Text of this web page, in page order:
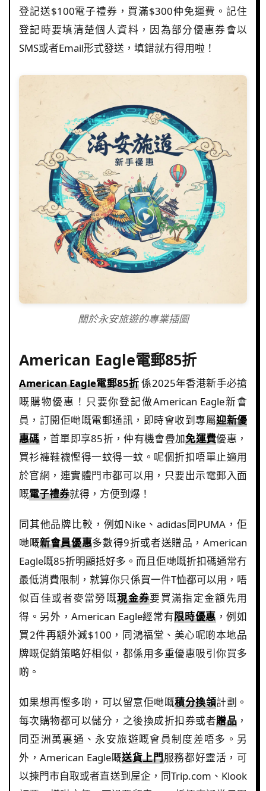
登記送$100電子禮券，買滿$300仲免運費。記住
登記時要填清楚個人資料，因為部分優惠券會以
SMS或者Email形式發送，填錯就冇得用啦！
關於永安旅遊的專業插圖
American Eagle電郵85折
American Eagle電郵85折係2025年香港新手必搶
嘅購物優惠！只要你登記做American Eagle新會
員，訂閱佢哋嘅電郵通訊，即時會收到專屬迎新優
惠碼，首單即享85折，仲有機會疊加免運費優惠，
買衫褲鞋襪慳得一蚊得一蚊。呢個折扣唔單止適用
於官網，連實體門市都可以用，只要出示電郵入面
嘅電子禮券就得，方便到爆！
同其他品牌比較，例如Nike、adidas同PUMA，佢
哋嘅新會員優惠多數得9折或者送贈品，American
Eagle嘅85折明顯抵好多。而且佢哋嘅折扣碼通常冇
最低消費限制，就算你只係買一件T恤都可以用，唔
似百佳或者麥當勞嘅現金券要買滿指定金額先用
得。另外，American Eagle經常有限時優惠，例如
買2件再額外減$100，同鴻福堂、美心呢啲本地品
牌嘅促銷策略好相似，都係用多重優惠吸引你買多
啲。
如果想再慳多啲，可以留意佢哋嘅積分換領計劃。
每次購物都可以儲分，之後換成折扣券或者贈品 ，
同亞洲萬裏通、永安旅遊嘅會員制度差唔多。另
外，American Eagle嘅送貨上門服務都好靈活，可
以揀門市自取或者直送到屋企，同Trip.com、Klook